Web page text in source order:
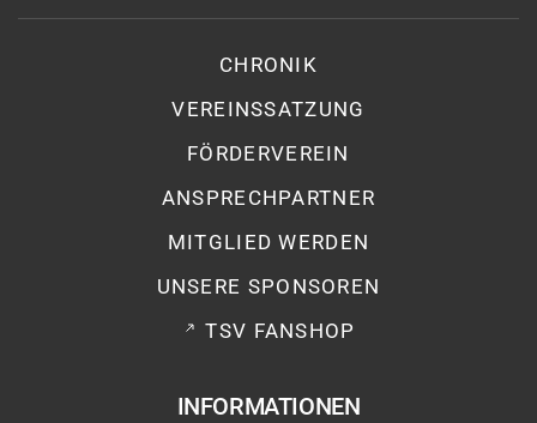
CHRONIK
VEREINSSATZUNG
FÖRDERVEREIN
ANSPRECHPARTNER
MITGLIED WERDEN
UNSERE SPONSOREN
TSV FANSHOP
INFORMATIONEN